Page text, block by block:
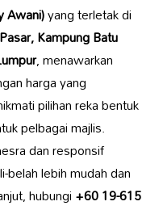
Awani)yang terletak di
Kampung Batu
, menawarkan
harga yang
pilihan reka bentuk
pelbagai majlis.
dan responsif
belah lebih mudah dan
hubungi+60 19-615